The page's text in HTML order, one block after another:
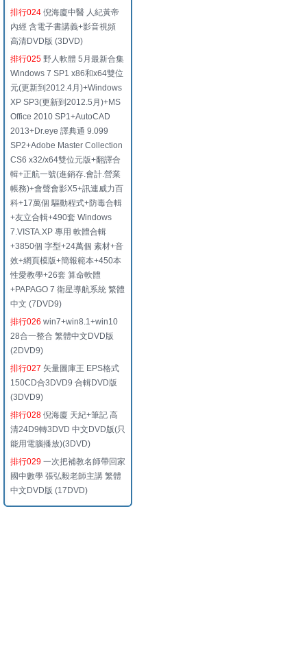
排行024 倪海廈中醫 人紀黃帝
內經 含電子書講義+影音視頻
高清DVD版 (3DVD)
排行025 野人軟體 5月最新合集
Windows 7 SP1 x86和x64雙位
元(更新到2012.4月)+Windows
XP SP3(更新到2012.5月)+MS
Office 2010 SP1+AutoCAD
2013+Dr.eye 譯典通 9.099
SP2+Adobe Master Collection
CS6 x32/x64雙位元版+翻譯合
輯+正航一號(進銷存.會計.營業
帳務)+會聲會影X5+訊連威力百
科+17萬個 驅動程式+防毒合輯
+友立合輯+490套 Windows
7.VISTA.XP 專用 軟體合輯
+3850個 字型+24萬個 素材+音
效+網頁模版+簡報範本+450本
性愛教學+26套 算命軟體
+PAPAGO 7 衛星導航系統 繁體
中文 (7DVD9)
排行026 win7+win8.1+win10
28合一整合 繁體中文DVD版
(2DVD9)
排行027 矢量圖庫王 EPS格式
150CD合3DVD9 合輯DVD版
(3DVD9)
排行028 倪海廈 天紀+筆記 高
清24D9轉3DVD 中文DVD版(只
能用電腦播放)(3DVD)
排行029 一次把補教名師帶回家
國中數學 張弘毅老師主講 繁體
中文DVD版 (17DVD)